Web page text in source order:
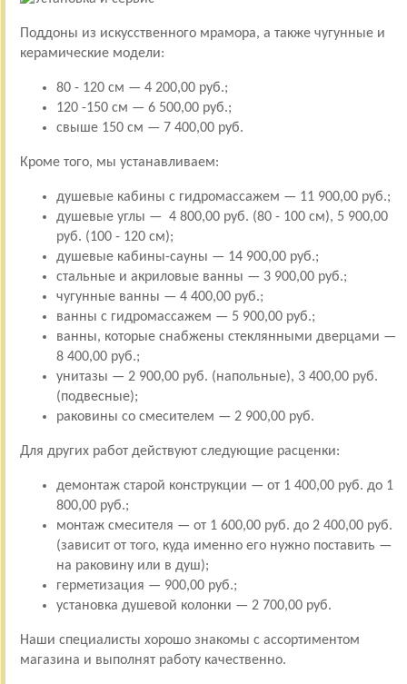
Поддоны из искусственного мрамора, а также чугунные и
керамические модели:
80 - 120 см — 4 200,00 руб.;
120 -150 см — 6 500,00 руб.;
свыше 150 см — 7 400,00 руб.
Кроме того, мы устанавливаем:
душевые кабины с гидромассажем — 11 900,00 руб.;
душевые углы — 4 800,00 руб. (80 - 100 см), 5 900,00
руб. (100 - 120 см);
душевые кабины-сауны — 14 900,00 руб.;
стальные и акриловые ванны — 3 900,00 руб.;
чугунные ванны — 4 400,00 руб.;
ванны с гидромассажем — 5 900,00 руб.;
ванны, которые снабжены стеклянными дверцами —
8 400,00 руб.;
унитазы — 2 900,00 руб. (напольные), 3 400,00 руб.
(подвесные);
раковины со смесителем — 2 900,00 руб.
Для других работ действуют следующие расценки:
демонтаж старой конструкции — от 1 400,00 руб. до 1
800,00 руб.;
монтаж смесителя — от 1 600,00 руб. до 2 400,00 руб.
(зависит от того, куда именно его нужно поставить —
на раковину или в душ);
герметизация — 900,00 руб.;
установка душевой колонки — 2 700,00 руб.
Наши специалисты хорошо знакомы с ассортиментом
магазина и выполнят работу качественно.